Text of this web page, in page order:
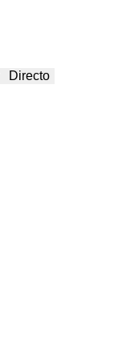
Directo